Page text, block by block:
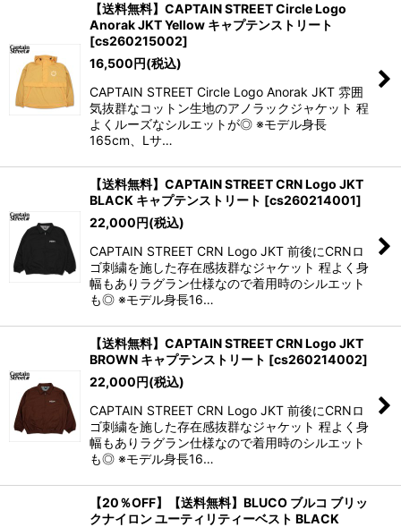
【送料無料】CAPTAIN STREET Circle Logo
Anorak JKT Yellow キャプテンストリート
[cs260215002]
16,500円(税込)
CAPTAIN STREET Circle Logo Anorak JKT 雰囲
気抜群なコットン生地のアノラックジャケット 程
よくルーズなシルエットが◎ ※モデル身長
165cm、Lサ…
【送料無料】CAPTAIN STREET CRN Logo JKT
BLACK キャプテンストリート [cs260214001]
22,000円(税込)
CAPTAIN STREET CRN Logo JKT 前後にCRNロ
ゴ刺繍を施した存在感抜群なジャケット 程よく身
幅もありラグラン仕様なので着用時のシルエット
も◎ ※モデル身長16…
【送料無料】CAPTAIN STREET CRN Logo JKT
BROWN キャプテンストリート [cs260214002]
22,000円(税込)
CAPTAIN STREET CRN Logo JKT 前後にCRNロ
ゴ刺繍を施した存在感抜群なジャケット 程よく身
幅もありラグラン仕様なので着用時のシルエット
も◎ ※モデル身長16…
【20％OFF】【送料無料】BLUCO ブルコ ブリッ
クナイロン ユーティリティーベスト BLACK